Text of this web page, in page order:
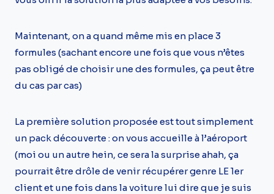
Maintenant, on a quand même mis en place 3
formules (sachant encore une fois que vous n’êtes
pas obligé de choisir une des formules, ça peut être
du cas par cas)
La première solution proposée est tout simplement
un pack découverte : on vous accueille à l’aéroport
(moi ou un autre hein, ce sera la surprise ahah, ça
pourrait être drôle de venir récupérer genre LE 1er
client et une fois dans la voiture lui dire que je suis